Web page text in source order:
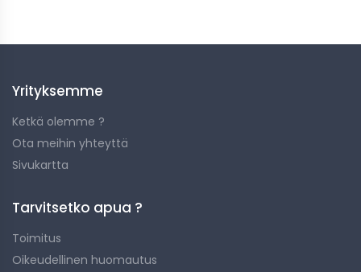
Yrityksemme
Ketkä olemme ?
Ota meihin yhteyttä
Sivukartta
Tarvitsetko apua ?
Toimitus
Oikeudellinen huomautus